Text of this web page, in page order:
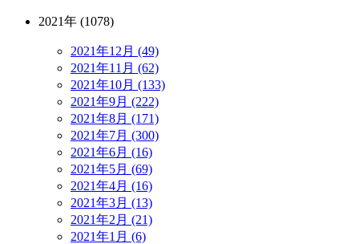
2021年 (1078)
2021年12月 (49)
2021年11月 (62)
2021年10月 (133)
2021年9月 (222)
2021年8月 (171)
2021年7月 (300)
2021年6月 (16)
2021年5月 (69)
2021年4月 (16)
2021年3月 (13)
2021年2月 (21)
2021年1月 (6)